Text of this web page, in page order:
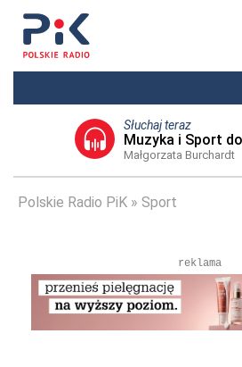
Słuchaj teraz
Muzyka i Sport
Małgorzata Burchardt
Polskie Radio PiK Sport
reklama